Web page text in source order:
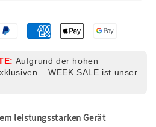
Aufgrund der hohen
– WEEK SALE ist unser
leistungsstarken Gerät